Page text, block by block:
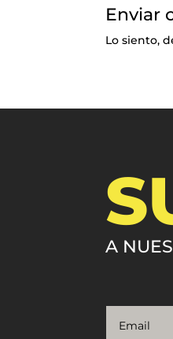
Enviar
Lo siento,
A